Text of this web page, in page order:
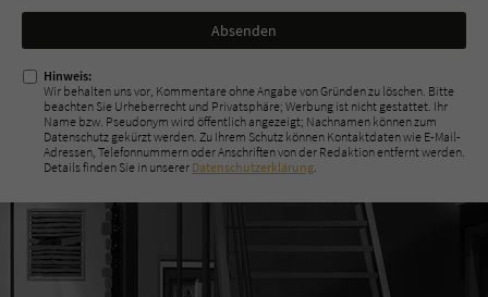
Nicht
ausfüllen!
Hinweis:
Wir behalten uns vor, Kommentare ohne Angabe von Gründen zu löschen. Bitte
beachten Sie Urheberrecht und Privatsphäre; Werbung ist nicht gestattet. Ihr
Name bzw. Pseudonym wird öffentlich angezeigt; Nachnamen können zum
Datenschutz gekürzt werden. Zu Ihrem Schutz können Kontaktdaten wie E-Mail-
Adressen, Telefonnummern oder Anschriften von der Redaktion entfernt werden.
Details finden Sie in unserer Datenschutzerklärung